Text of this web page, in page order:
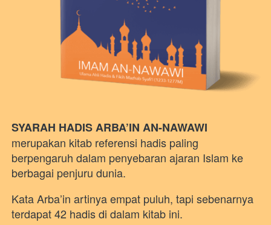
SYARAH HADIS ARBA’IN AN-NAWAWI
merupakan kitab referensi hadis paling
berpengaruh dalam penyebaran ajaran Islam ke
berbagai penjuru dunia.
Kata Arba’in artinya empat puluh, tapi sebenarnya
terdapat 42 hadis di dalam kitab ini.